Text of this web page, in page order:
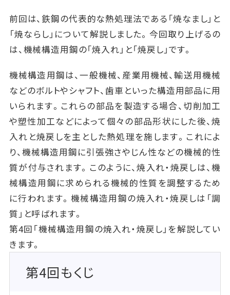
前回は、鉄鋼の代表的な熱処理法である「焼なまし」と
「焼ならし」について解説しました。今回取り上げるの
は、機械構造用鋼の「焼入れ」と「焼戻し」です。
機械構造用鋼は、一般機械、産業用機械、輸送用機械
などのボルトやシャフト、歯車といった構造用部品に用
いられます。これらの部品を製造する場合、切削加工
や塑性加工などによって個々の部品形状にした後、焼
入れと焼戻しを主とした熱処理を施します。これによ
り、機械構造用鋼に引張強さやじん性などの機械的性
質が付与されます。このように、焼入れ・焼戻しは、機
械構造用鋼に求められる機械的性質を調整するため
に行われます。機械構造用鋼の焼入れ・焼戻しは「調
質」と呼ばれます。
第4回「機械構造用鋼の焼入れ・焼戻し」を解説してい
きます。
第4回もくじ